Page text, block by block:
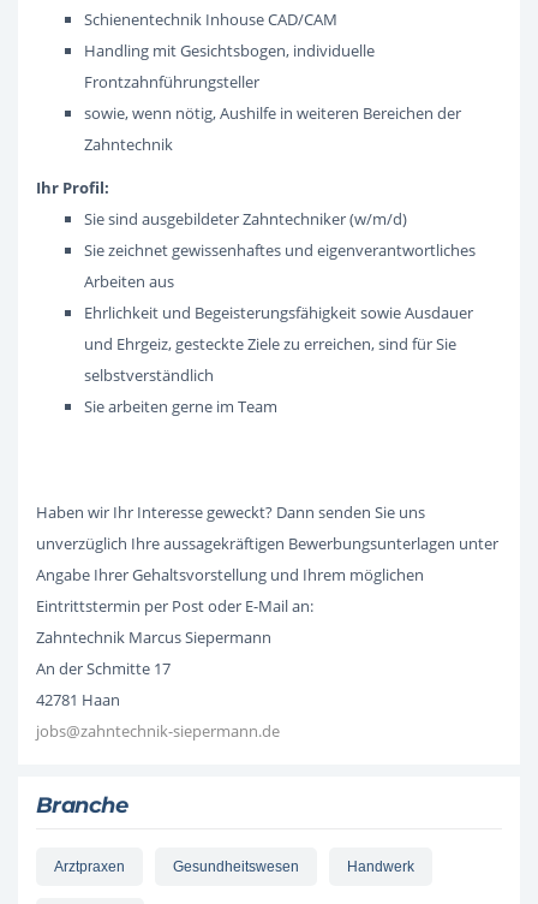
Schienentechnik Inhouse CAD/CAM
Handling mit Gesichtsbogen, individuelle
Frontzahnführungsteller
sowie, wenn nötig, Aushilfe in weiteren Bereichen der
Zahntechnik
Ihr Profil:
Sie sind ausgebildeter Zahntechniker (w/m/d)
Sie zeichnet gewissenhaftes und eigenverantwortliches
Arbeiten aus
Ehrlichkeit und Begeisterungsfähigkeit sowie Ausdauer
und Ehrgeiz, gesteckte Ziele zu erreichen, sind für Sie
selbstverständlich
Sie arbeiten gerne im Team
Haben wir Ihr Interesse geweckt? Dann senden Sie uns
unverzüglich Ihre aussagekräftigen Bewerbungsunterlagen unter
Angabe Ihrer Gehaltsvorstellung und Ihrem möglichen
Eintrittstermin per Post oder E-Mail an:
Zahntechnik Marcus Siepermann
An der Schmitte 17
42781 Haan
jobs@zahntechnik-siepermann.de
Branche
Arztpraxen Gesundheitswesen Handwerk